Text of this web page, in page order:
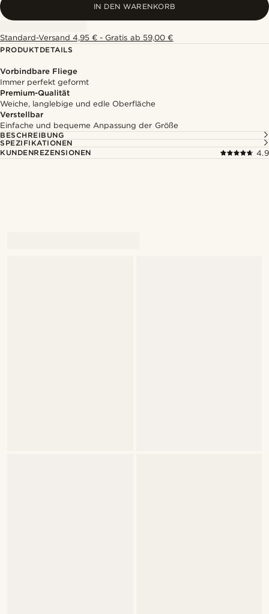
IN DEN WARENKORB
Standard-Versand 4,95 € - Gratis ab 59,00 €
PRODUKTDETAILS
Vorbindbare Fliege
Immer perfekt geformt
Premium-Qualität
Weiche, langlebige und edle Oberfläche
Verstellbar
Einfache und bequeme Anpassung der Größe
BESCHREIBUNG
SPEZIFIKATIONEN
KUNDENREZENSIONEN
4.9